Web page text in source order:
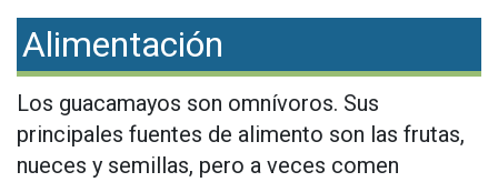
Alimentación
Los guacamayos son omnívoros. Sus
principales fuentes de alimento son las frutas,
nueces y semillas, pero a veces comen